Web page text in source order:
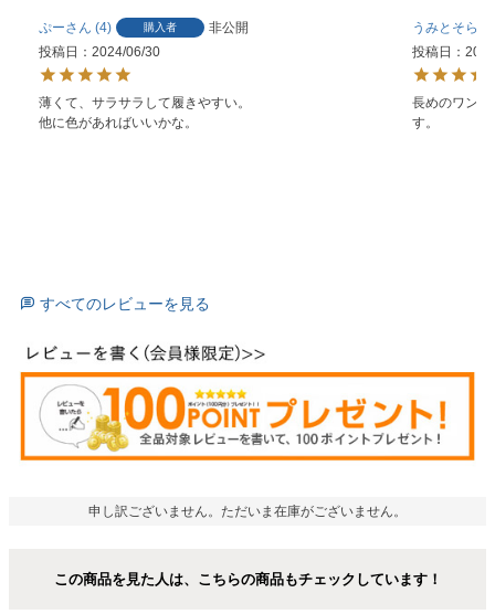
ぷー 4 購入者
非公開
投稿日
2024/06/30
薄くて、サラサラして履きやすい。
うみとそら
投稿日
長めのワン
す。
すべてのレビューを見る
申し訳ございません。ただいま在庫がございません。
この商品を見た人は、こちらの商品もチェックしています！